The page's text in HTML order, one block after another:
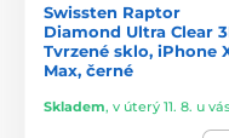
Swissten Raptor
Diamond Ultra Clear
Tvrzené sklo, iPhone
Max, černé
Skladem, v úterý 11. 8. u